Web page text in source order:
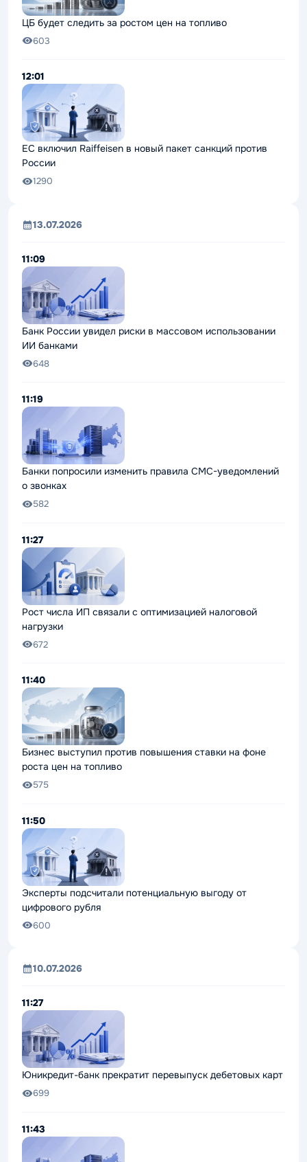
ЦБ будет следить за ростом цен на топливо
603
12:01
ЕС включил Raiffeisen в новый пакет санкций против
России
1290
13.07.2026
11:09
Банк России увидел риски в массовом использовании
ИИ банками
648
11:19
Банки попросили изменить правила СМС-уведомлений
о звонках
582
11:27
Рост числа ИП связали с оптимизацией налоговой
нагрузки
672
11:40
Бизнес выступил против повышения ставки на фоне
роста цен на топливо
575
11:50
Эксперты подсчитали потенциальную выгоду от
цифрового рубля
600
10.07.2026
11:27
Юникредит-банк прекратит перевыпуск дебетовых карт
699
11:43